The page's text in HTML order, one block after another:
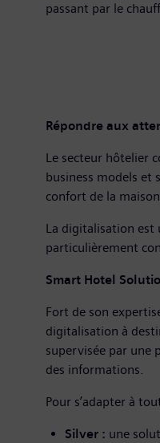
passant par le
Répondre aux
Le secteur hôtelier
business models et
confort de la
La digitalisation est
particulièrement
Smart Hotel
Fort de son
digitalisation à
supervisée par une
des informations.
Pour s’adapter à
Silver : une